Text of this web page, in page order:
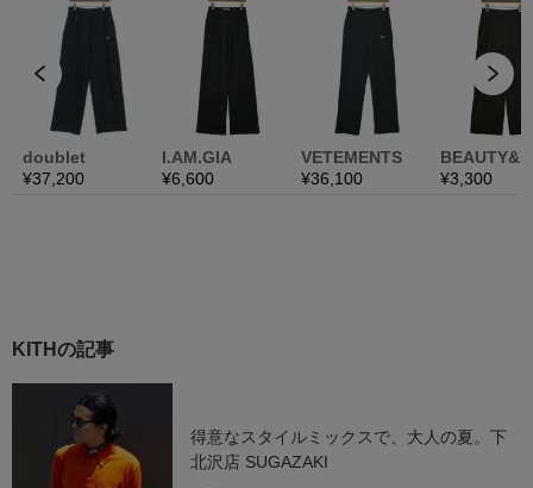
KITHの記事
得意なスタイルミックスで、大人の夏。下
北沢店 SUGAZAKI